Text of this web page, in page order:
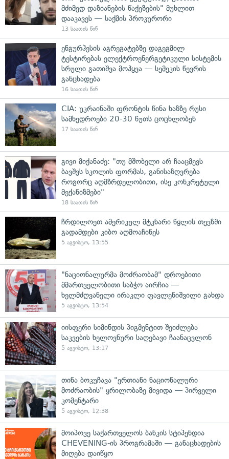
მძიმედ დაზიანების წაქეზების" მუხლით
დააკავეს — საქმის პროკურორი
13 საათის წინ
ენგურჰესის აგრეგატებზე დაგეგმილ
ტესტირებას ელექტროენერგეტიკული სისტემის
სრული გათიშვა მოჰყვა — სემეკის წევრის
განცხადება
16 საათის წინ
CIA: უკრაინაში ფრონტის წინა ხაზზე რუსი
სამხედროები 20-30 წუთს ცოცხლობენ
17 საათის წინ
გივი მიქანაძე: "თუ მშობელი არ ჩააცმევს
ბავშვს სკოლის ფორმას, განისაზღვრება
როგორც აღმზრდელობითი, ისე კონკრეტული
მექანიზმები"
18 საათის წინ
ჩრდილოეთ ამერიკულ მტკნარი წყლის თევზში
გადამდები კიბო აღმოაჩინეს
5 აგვისტო, 13:55
"ნაციონალურმა მოძრაობამ" დროებითი
მმართველობითი საბჭო აირჩია —
ხელმძღვანელი ირაკლი ფავლენიშვილი გახდა
5 აგვისტო, 13:54
იისფერი სიმინდის პიგმენტით შეიძლება
საკვების ხელოვნური საღებავი ჩაანაცვლონ
5 აგვისტო, 13:17
თინა ბოკუჩავა "ერთიანი ნაციონალური
მოძრაობის" ყრილობაზე მივიდა — პირველი
კომენტარი
5 აგვისტო, 12:38
მოიპოვე საქართველოს ბანკის სტიპენდია
CHEVENING-ის პროგრამაში — განაცხადების
მიღება დაიწყო